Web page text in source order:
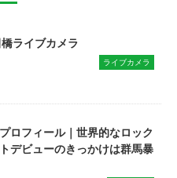
ライブカメラ
ライブカメラ
ロフィール｜世界的なロック
デビューのきっかけは群馬暴